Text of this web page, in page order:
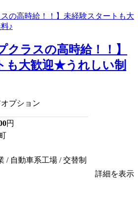
クラスの高時給！！】
も大歓迎★うれしい制
プション
円
/ 自動車系工場 / 交替制
詳細を表示